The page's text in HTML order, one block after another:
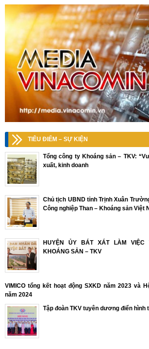
TIÊU ĐIỂM – SỰ KIỆN
Tổng công ty Khoáng sản – TKV:
xuất, kinh doanh
Chủ tịch UBND tỉnh Trịnh Xuân
Công nghiệp Than – Khoáng sản Việt
HUYỆN ỦY BÁT XÁT LÀM VIỆC
KHOÁNG SẢN – TKV
VIMICO tổng kết hoạt động SXKD năm 2023 và
năm 2024
Tập đoàn TKV tuyên dương điển hình